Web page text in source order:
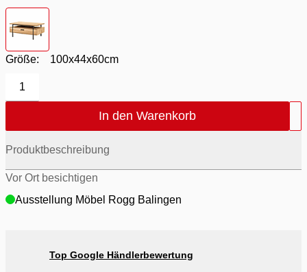
Größe: 100x44x60cm
1
In den Warenkorb
Produktbeschreibung
Vor Ort besichtigen
Ausstellung Möbel Rogg Balingen
Top Google Händlerbewertung